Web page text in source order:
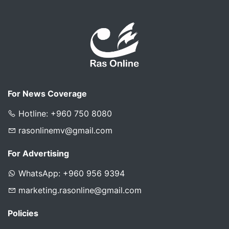
For News Coverage
Hotline: +960 750 8080
rasonlinemv@gmail.com
For Advertising
WhatsApp: +960 956 9394
marketing.rasonline@gmail.com
Policies